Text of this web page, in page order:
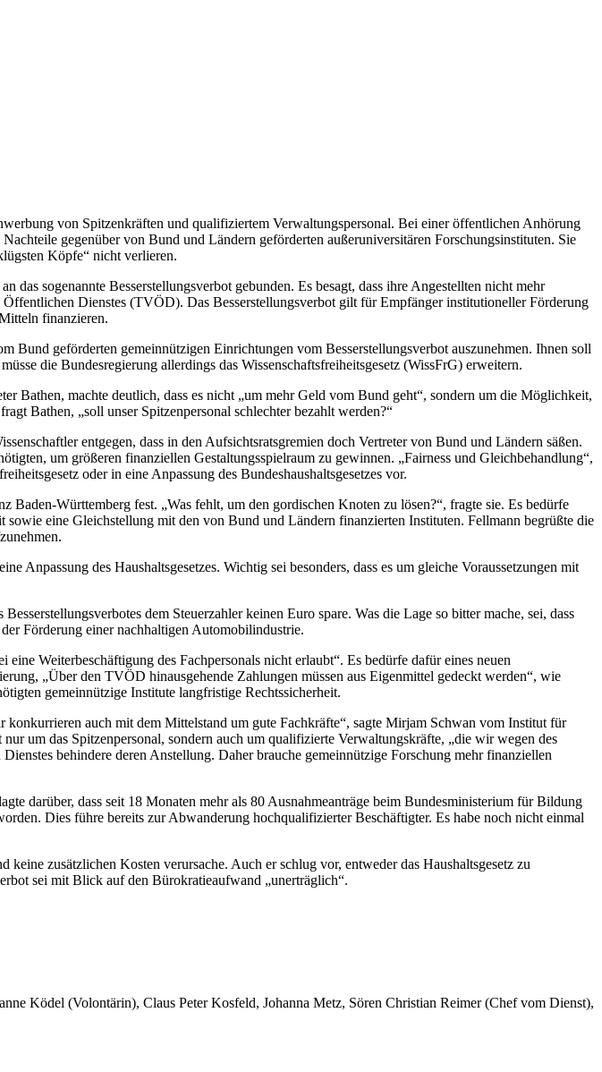
von Spitzenkräften und qualifiziertem Verwaltungspersonal. Bei einer öffentlichen Anhörung
gegenüber von Bund und Ländern geförderten außeruniversitären Forschungsinstituten. Sie
Köpfe“ nicht verlieren.
sogenannte Besserstellungsverbot gebunden. Es besagt, dass ihre Angestellten nicht mehr
Dienstes (TVÖD). Das Besserstellungsverbot gilt für Empfänger institutioneller Förderung
finanzieren.
Bund geförderten gemeinnützigen Einrichtungen vom Besserstellungsverbot auszunehmen. Ihnen soll
die Bundesregierung allerdings das Wissenschaftsfreiheitsgesetz (WissFrG) erweitern.
Bathen, machte deutlich, dass es nicht „um mehr Geld vom Bund geht“, sondern um die Möglichkeit,
Bathen, „soll unser Spitzenpersonal schlechter bezahlt werden?“
entgegen, dass in den Aufsichtsratsgremien doch Vertreter von Bund und Ländern säßen.
um größeren finanziellen Gestaltungsspielraum zu gewinnen. „Fairness und Gleichbehandlung“,
oder in eine Anpassung des Bundeshaushaltsgesetzes vor.
Württemberg fest. „Was fehlt, um den gordischen Knoten zu lösen?“, fragte sie. Es bedürfe
eine Gleichstellung mit den von Bund und Ländern finanzierten Instituten. Fellmann begrüßte die
Anpassung des Haushaltsgesetzes. Wichtig sei besonders, dass es um gleiche Voraussetzungen mit
dem Steuerzahler keinen Euro spare. Was die Lage so bitter mache, sei, dass
Förderung einer nachhaltigen Automobilindustrie.
Weiterbeschäftigung des Fachpersonals nicht erlaubt“. Es bedürfe dafür eines neuen
„Über den TVÖD hinausgehende Zahlungen müssen aus Eigenmittel gedeckt werden“, wie
gemeinnützige Institute langfristige Rechtssicherheit.
auch mit dem Mittelstand um gute Fachkräfte“, sagte Mirjam Schwan vom Institut für
um das Spitzenpersonal, sondern auch um qualifizierte Verwaltungskräfte, „die wir wegen des
behindere deren Anstellung. Daher brauche gemeinnützige Forschung mehr finanziellen
darüber, dass seit 18 Monaten mehr als 80 Ausnahmeanträge beim Bundesministerium für Bildung
Dies führe bereits zur Abwanderung hochqualifizierter Beschäftigter. Es habe noch nicht einmal
zusätzlichen Kosten verursache. Auch er schlug vor, entweder das Haushaltsgesetz zu
sei mit Blick auf den Bürokratieaufwand „unerträglich“.
Ködel (Volontärin), Claus Peter Kosfeld, Johanna Metz, Sören Christian Reimer (Chef vom Dienst),